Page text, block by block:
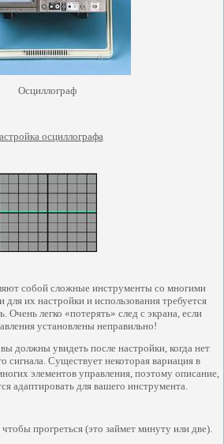
Осциллограф
осциллографа
собой сложные инструменты со многими
для их настройки и использования требуется
Очень легко «потерять» след с экрана, если
установлены неправильно!
должны увидеть после настройки, когда нет
сигнала. Существует некоторая вариация в
элементов управления, поэтому описание,
адаптировать для вашего инструмента.
прогреться (это займет минуту или две).